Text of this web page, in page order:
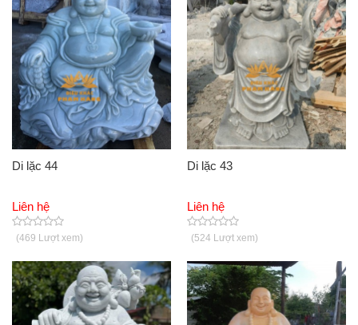
Di lặc 44
Liên hệ
(469 Lượt xem)
Di lặc 43
Liên hệ
(524 Lượt xem)